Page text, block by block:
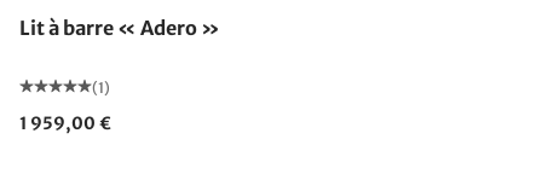
Lit à barre « Adero »
(1)
1 959,00 €